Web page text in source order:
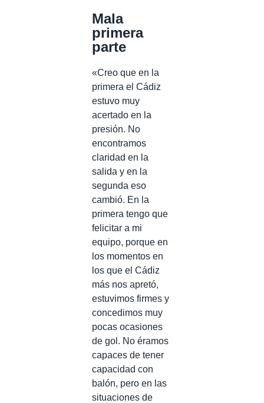
Mala
primera
parte
«Creo que en la
primera el Cádiz
estuvo muy
acertado en la
presión. No
encontramos
claridad en la
salida y en la
segunda eso
cambió. En la
primera tengo que
felicitar a mi
equipo, porque en
los momentos en
los que el Cádiz
más nos apretó,
estuvimos firmes y
concedimos muy
pocas ocasiones
de gol. No éramos
capaces de tener
capacidad con
balón, pero en las
situaciones de